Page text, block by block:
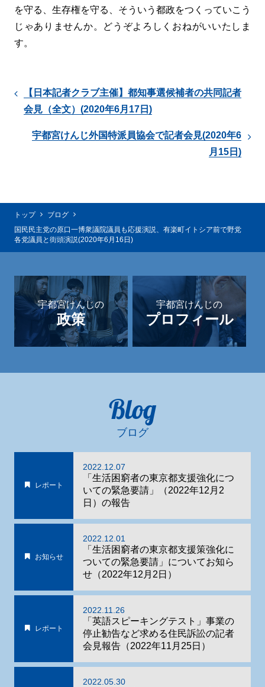
を守る、生存権を守る、そういう都政をつくっていこう
じゃありませんか。どうぞよろしくおねがいいたしま
す。
【日本記者クラブ主催】都知事選候補者の共同記者
会見（全文）(2020年6月17日)
宇都宮けんじ外国特派員協会で記者会見(2020年6
月15日)
トップ
ブログ
国民民主党の原口一博衆議院議員も応援演説、有楽町イトシア前で野党
各党議員と街頭演説(2020年6月16日)
宇都宮けんじの
政策
宇都宮けんじの
プロフィール
Blog
ブログ
レポート
2022.12.07
「生活困窮者の東京都支援強化につ
いての緊急要請」（2022年12月2
日）の報告
お知らせ
2022.12.01
「生活困窮者の東京都支援策強化に
ついての緊急要請」についてお知ら
せ（2022年12月2日）
レポート
2022.11.26
「英語スピーキングテスト」事業の
停止勧告など求める住民訴訟の記者
会見報告（2022年11月25日）
2022.05.30